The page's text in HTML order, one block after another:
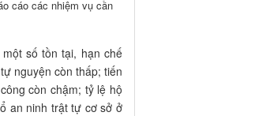
cáo các nhiệm vụ cần
số tồn tại, hạn chế
nguyện còn thấp; tiến
còn chậm; tỷ lệ hộ
an ninh trật tự cơ sở ở